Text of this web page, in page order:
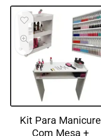
Kit Para Manicure
Com Mesa +